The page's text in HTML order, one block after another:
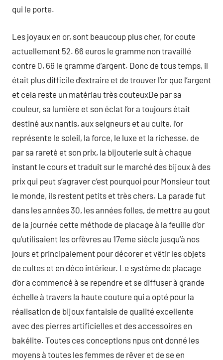
qui le porte.
Les joyaux en or, sont beaucoup plus cher, l’or coute
actuellement 52. 66 euros le gramme non travaillé
contre 0, 66 le gramme d’argent. Donc de tous temps, il
était plus difficile d’extraire et de trouver l’or que l’argent
et cela reste un matériau très couteuxDe par sa
couleur, sa lumière et son éclat l’or a toujours était
destiné aux nantis, aux seigneurs et au culte, l’or
représente le soleil, la force, le luxe et la richesse. de
par sa rareté et son prix, la bijouterie suit à chaque
instant le cours et traduit sur le marché des bijoux à des
prix qui peut s’agraver c’est pourquoi pour Monsieur tout
le monde, ils restent petits et très chers. La parade fut
dans les années 30, les années folles, de mettre au gout
de la journée cette méthode de placage à la feuille d’or
qu’utilisaient les orfèvres au 17eme siècle jusqu’à nos
jours et principalement pour décorer et vêtir les objets
de cultes et en déco intérieur. Le système de placage
d’or a commencé à se rependre et se diffuser à grande
échelle à travers la haute couture qui a opté pour la
réalisation de bijoux fantaisie de qualité excellente
avec des pierres artificielles et des accessoires en
bakélite. Toutes ces conceptions npus ont donné les
moyens à toutes les femmes de rêver et de se en